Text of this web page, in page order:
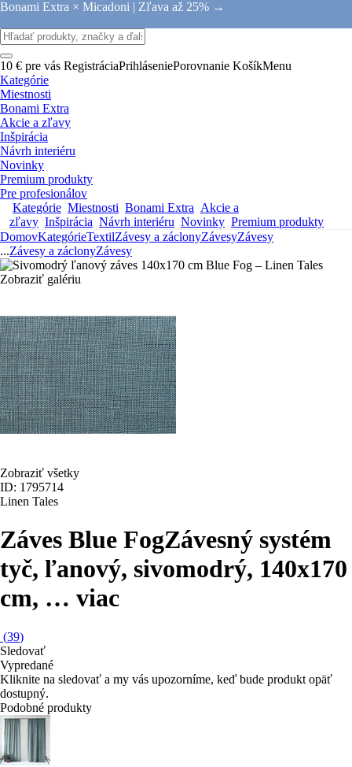
Bonami Extra × Micadoni | Zľava až 25% →
10 € pre vás RegistráciaPrihláseniePorovnanie KošíkMenu
Kategórie
Miestnosti
Bonami Extra
Akcie a zľavy
Inšpirácia
Návrh interiéru
Novinky
Premium produkty
Pre profesionálov
Kategórie Miestnosti Bonami Extra Akcie a
zľavy Inšpirácia Návrh interiéru Novinky Premium produkty
DomovKategórieTextilZávesy a záclonyZávesyZávesy
...Závesy a záclonyZávesy
Zobraziť galériu
Zobraziť všetky
ID: 1795714
Linen Tales
Záves Blue FogZávesný systém
tyč, ľanový, sivomodrý, 140x170
cm, … viac
(39)
Sledovať
Vypredané
Kliknite na sledovať a my vás upozorníme, keď bude produkt opäť
dostupný.
Podobné produkty